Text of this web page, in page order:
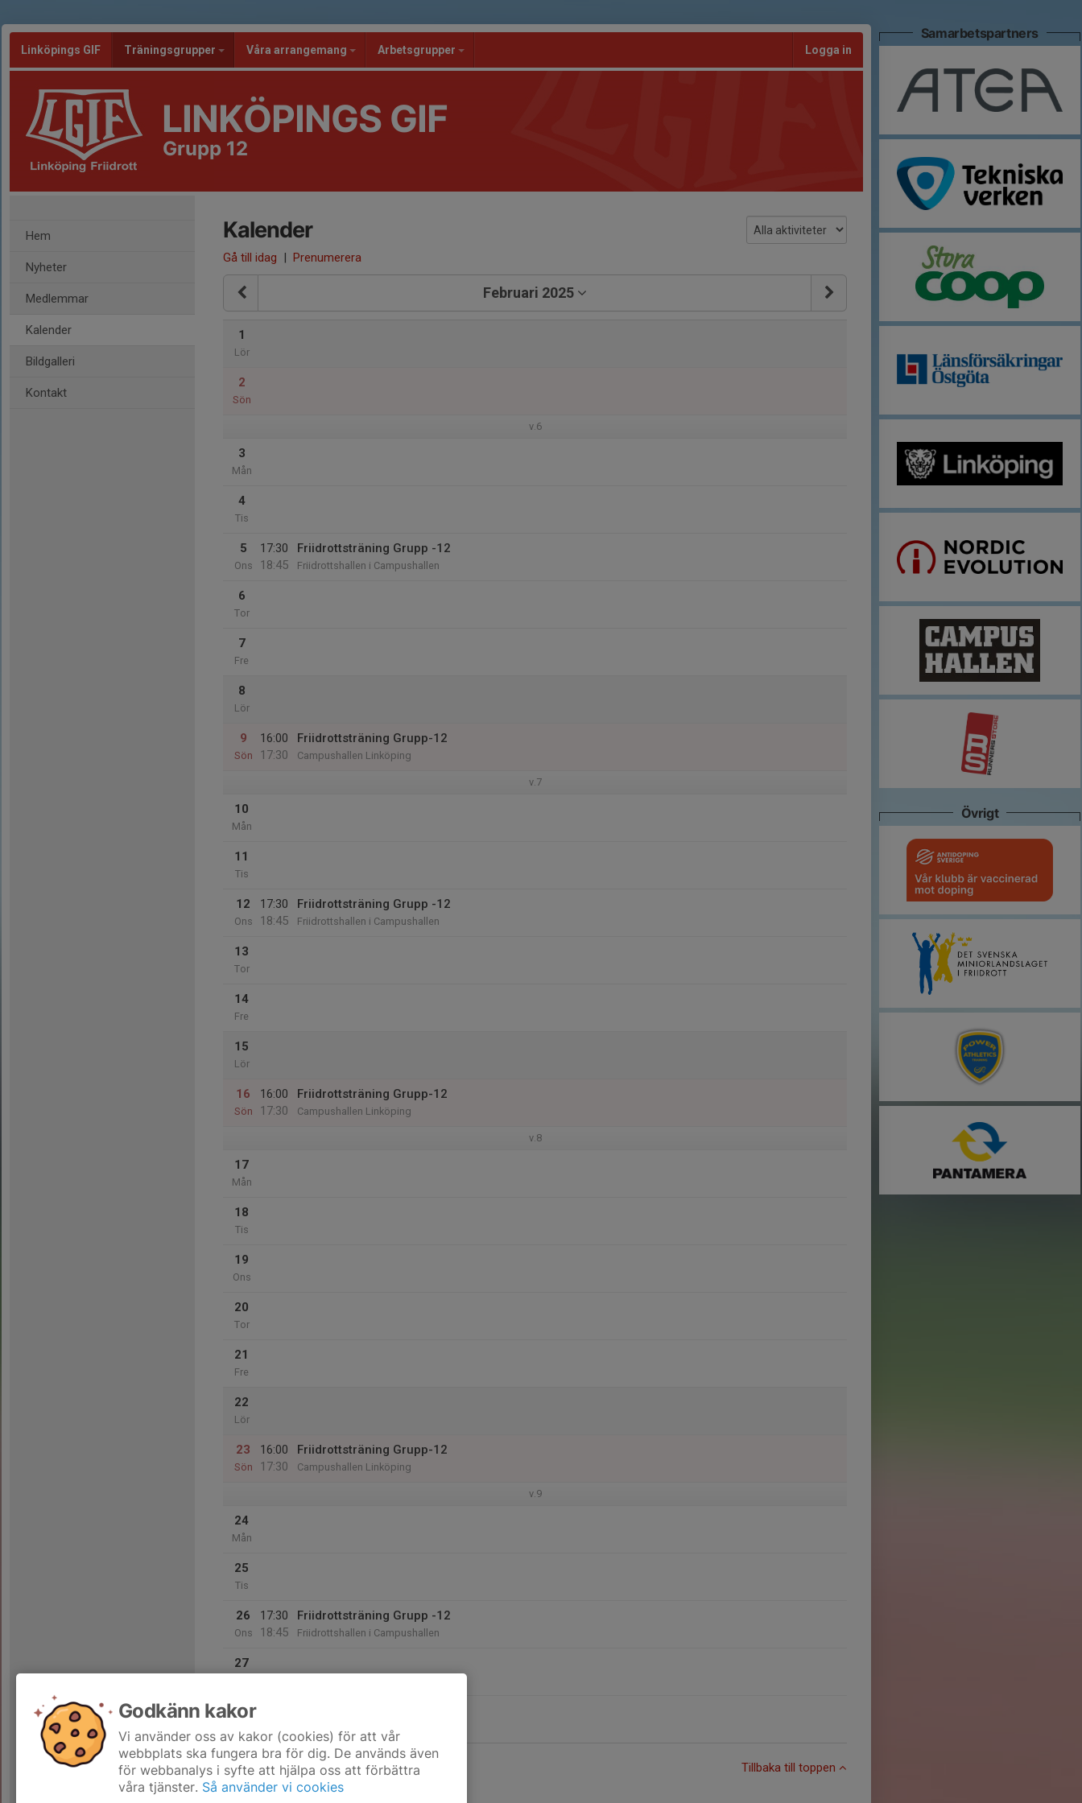
Linköpings GIF Träningsgrupper Våra arrangemang Arbetsgrupper Logga in
LINKÖPINGS GIF
Grupp 12
Hem
Nyheter
Medlemmar
Kalender
Bildgalleri
Kontakt
Kalender
Gå till idag | Prenumerera
Februari 2025
1
Lör
2
Sön
v.6
3
Mån
4
Tis
5
Ons
17:30
18:45
Friidrottsträning Grupp -12
Friidrottshallen i Campushallen
6
Tor
7
Fre
8
Lör
9
Sön
16:00
17:30
Friidrottsträning Grupp-12
Campushallen Linköping
v.7
10
Mån
11
Tis
12
Ons
17:30
18:45
Friidrottsträning Grupp -12
Friidrottshallen i Campushallen
13
Tor
14
Fre
15
Lör
16
Sön
16:00
17:30
Friidrottsträning Grupp-12
Campushallen Linköping
v.8
17
Mån
18
Tis
19
Ons
20
Tor
21
Fre
22
Lör
23
Sön
16:00
17:30
Friidrottsträning Grupp-12
Campushallen Linköping
v.9
24
Mån
25
Tis
26
Ons
17:30
18:45
Friidrottsträning Grupp -12
Friidrottshallen i Campushallen
27
28
Tillbaka till toppen
Samarbetspartners
Övrigt
Godkänn kakor
Vi använder oss av kakor (cookies) för att vår
webbplats ska fungera bra för dig. De används även
för webbanalys i syfte att hjälpa oss att förbättra
våra tjänster. Så använder vi cookies